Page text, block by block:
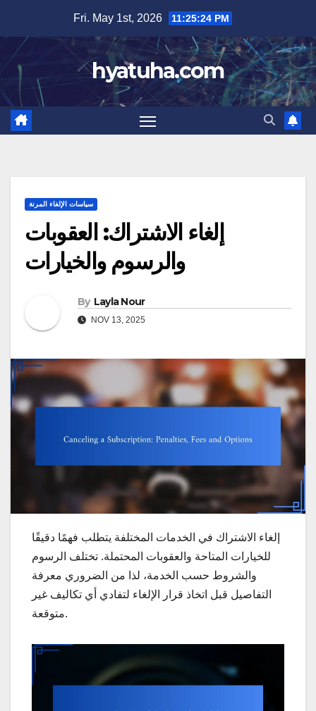
content
Fri. May 1st, 2026 11:25:25 PM
hyatuha.com
سياسات الإلغاء المرنة
إلغاء الاشتراك: العقوبات
والرسوم والخيارات
By Layla Nour
NOV 13, 2025
إلغاء الاشتراك في الخدمات المختلفة يتطلب فهمًا دقيقًا
للخيارات المتاحة والعقوبات المحتملة. تختلف الرسوم
والشروط حسب الخدمة، لذا من الضروري معرفة
التفاصيل قبل اتخاذ قرار الإلغاء لتفادي أي تكاليف غير
متوقعة.